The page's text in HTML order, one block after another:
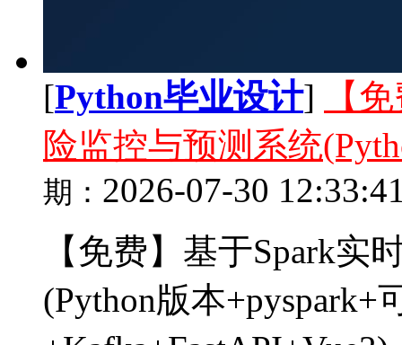
[Python毕业设计]
【
险监控与预测系统
期： 2026-07-30
【免费】基于Spark
(Python版本+pyspark+